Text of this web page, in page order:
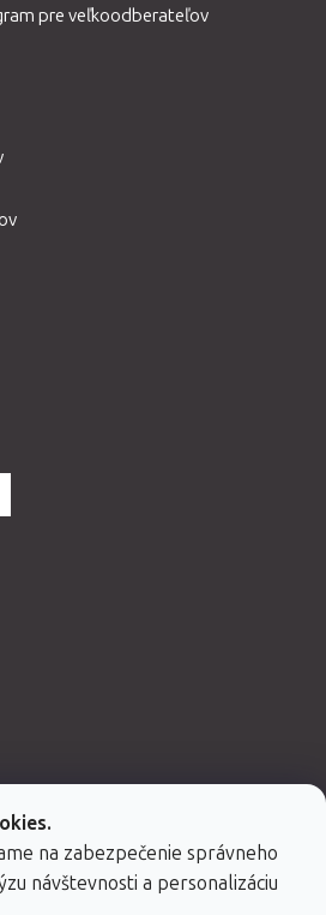
na zabezpečenie správneho
návštevnosti a personalizáciu
pre veľkoodberateľov